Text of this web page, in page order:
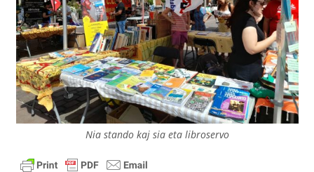
Nia stando kaj sia eta libroservo